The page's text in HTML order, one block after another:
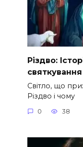
Різдво:
святкування
Світло, що
Різдво і чому
0 38